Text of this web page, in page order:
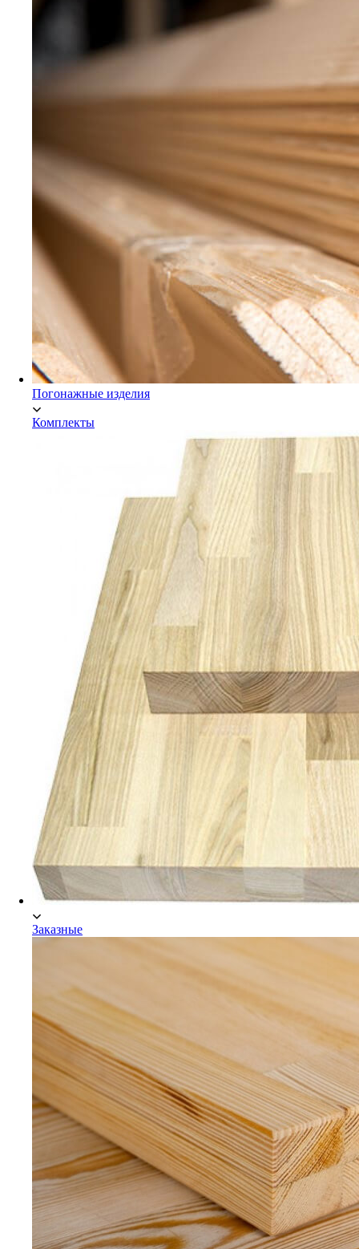
Погонажные изделия
Комплекты
Заказные
Мебельный щит Сосна/Ель
Мебельный щит АВ сращенный
Погонажные изделия
Комплекты
Мебельный щит Дуб
Заказные